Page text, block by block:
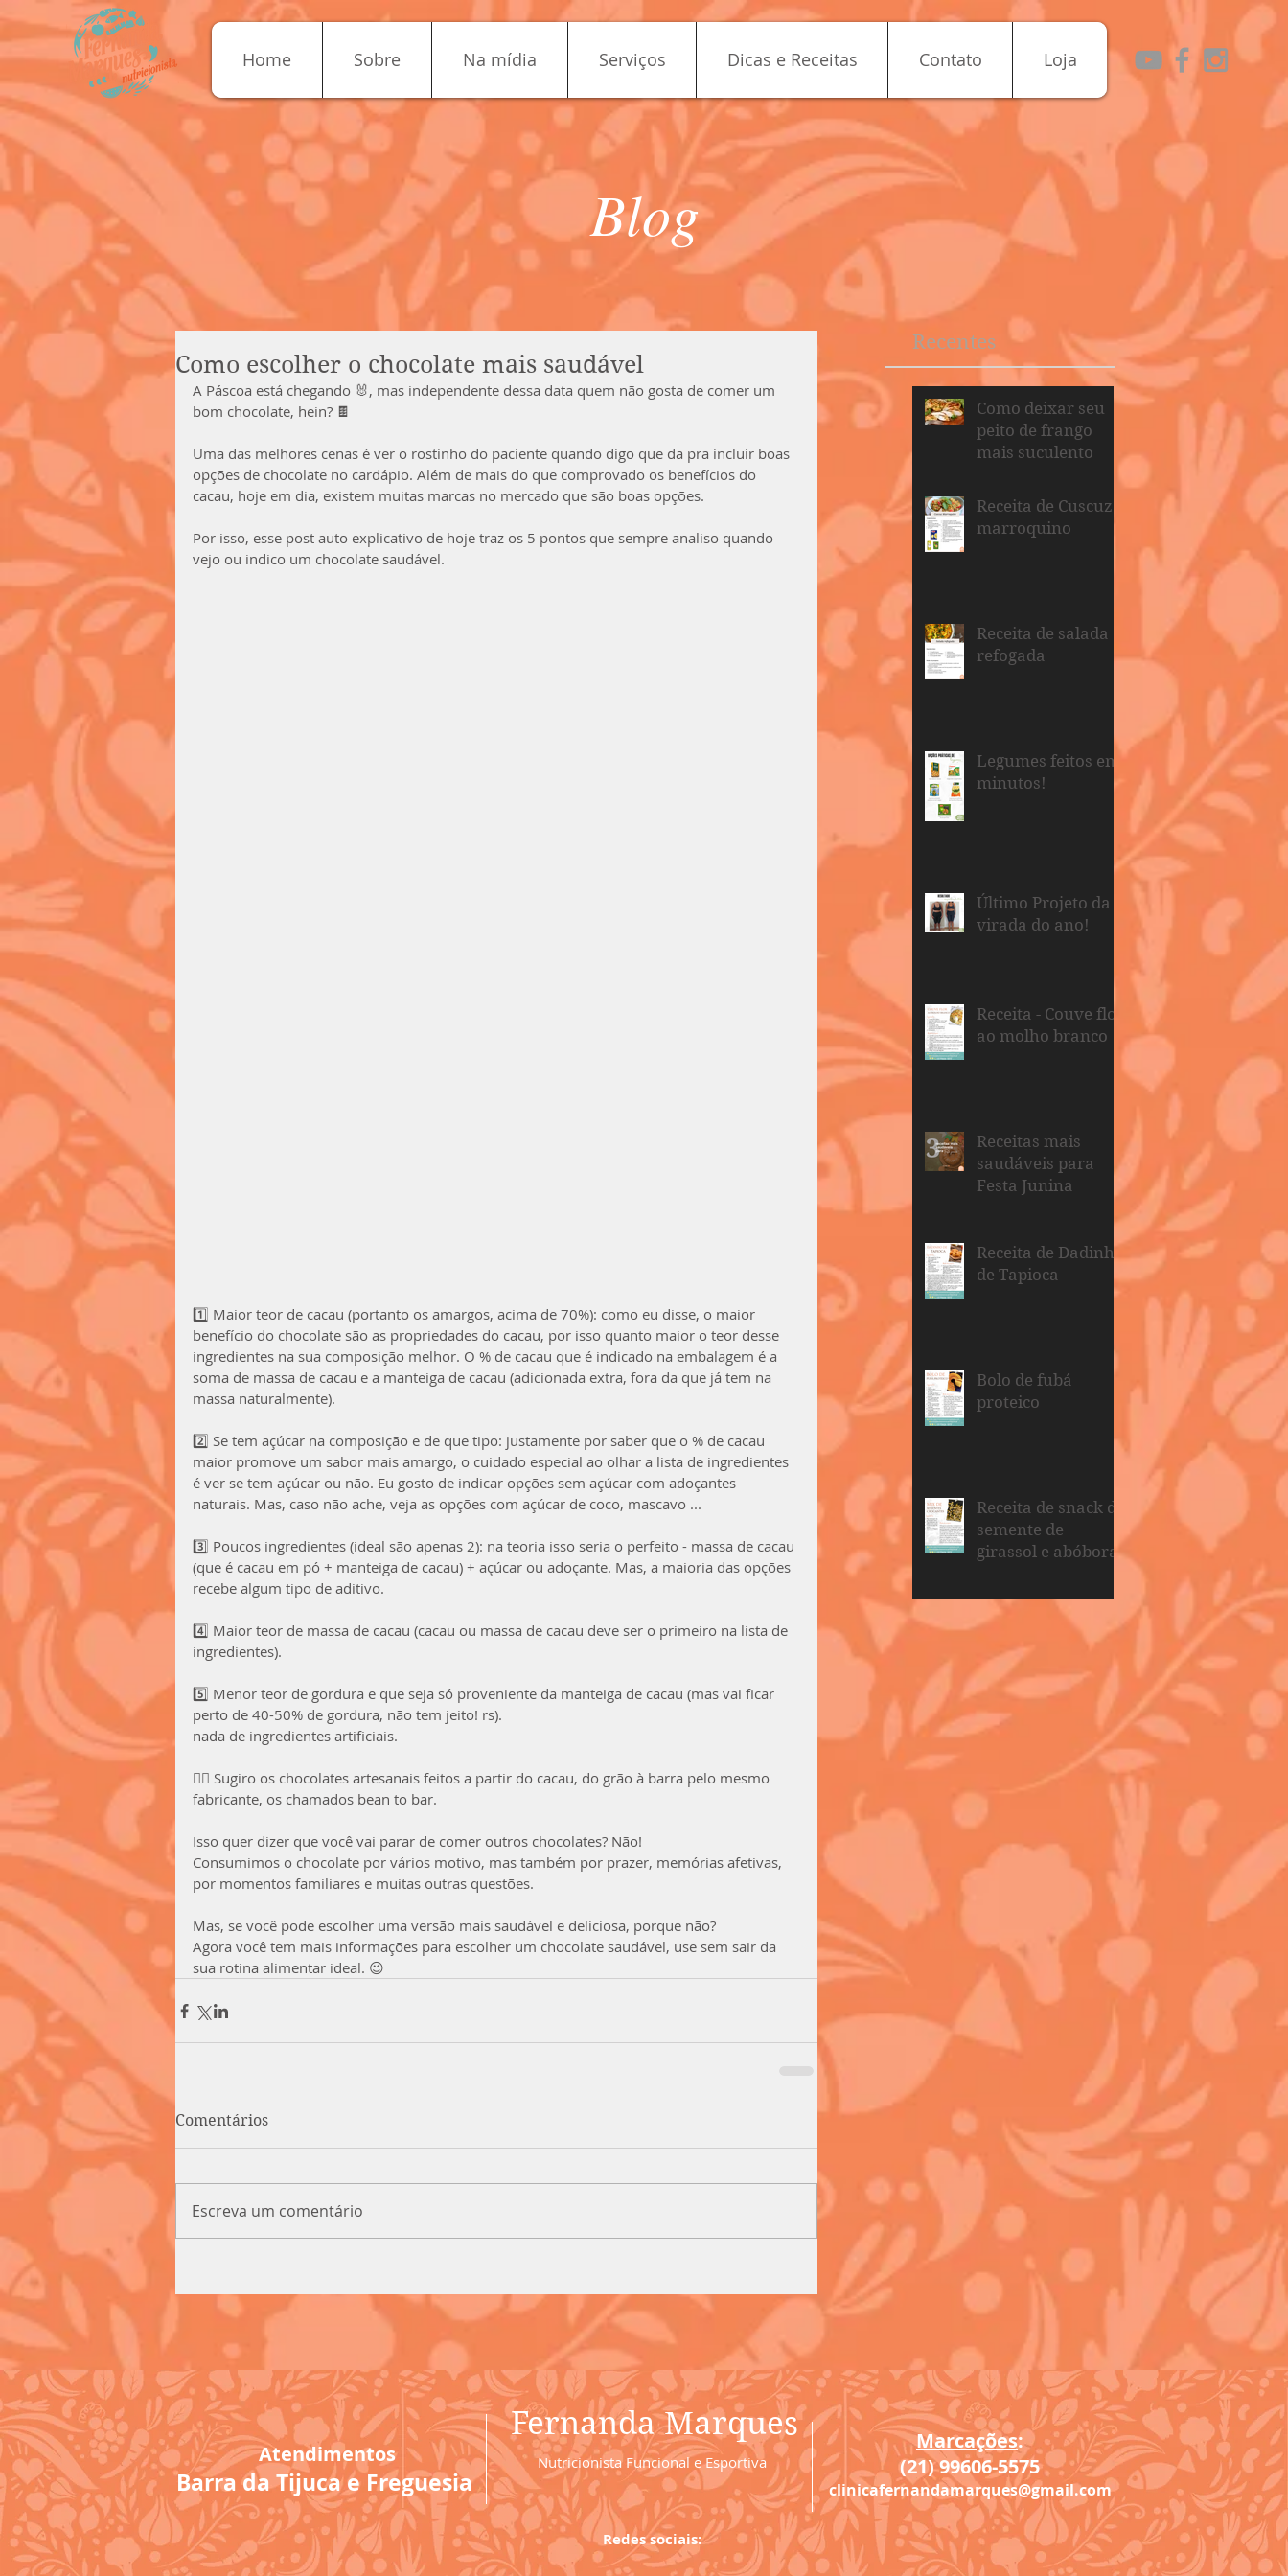
Home Sobre Na mídia Serviços Dicas e Receitas Contato Loja
Blog
Como escolher o chocolate mais saudável
A Páscoa está chegando 🐰, mas independente dessa data quem não gosta de comer um
bom chocolate, hein? 🍫
Uma das melhores cenas é ver o rostinho do paciente quando digo que da pra incluir boas
opções de chocolate no cardápio. Além de mais do que comprovado os benefícios do
cacau, hoje em dia, existem muitas marcas no mercado que são boas opções.
Por isso, esse post auto explicativo de hoje traz os 5 pontos que sempre analiso quando
vejo ou indico um chocolate saudável.
1️⃣ Maior teor de cacau (portanto os amargos, acima de 70%): como eu disse, o maior
benefício do chocolate são as propriedades do cacau, por isso quanto maior o teor desse
ingredientes na sua composição melhor. O % de cacau que é indicado na embalagem é a
soma de massa de cacau e a manteiga de cacau (adicionada extra, fora da que já tem na
massa naturalmente).
2️⃣ Se tem açúcar na composição e de que tipo: justamente por saber que o % de cacau
maior promove um sabor mais amargo, o cuidado especial ao olhar a lista de ingredientes
é ver se tem açúcar ou não. Eu gosto de indicar opções sem açúcar com adoçantes
naturais. Mas, caso não ache, veja as opções com açúcar de coco, mascavo ...
3️⃣ Poucos ingredientes (ideal são apenas 2): na teoria isso seria o perfeito - massa de cacau
(que é cacau em pó + manteiga de cacau) + açúcar ou adoçante. Mas, a maioria das opções
recebe algum tipo de aditivo.
4️⃣ Maior teor de massa de cacau (cacau ou massa de cacau deve ser o primeiro na lista de
ingredientes).
5️⃣ Menor teor de gordura e que seja só proveniente da manteiga de cacau (mas vai ficar
perto de 40-50% de gordura, não tem jeito! rs).
nada de ingredientes artificiais.
👉🏼 Sugiro os chocolates artesanais feitos a partir do cacau, do grão à barra pelo mesmo
fabricante, os chamados bean to bar.
Isso quer dizer que você vai parar de comer outros chocolates? Não!
Consumimos o chocolate por vários motivo, mas também por prazer, memórias afetivas,
por momentos familiares e muitas outras questões.
Mas, se você pode escolher uma versão mais saudável e deliciosa, porque não?
Agora você tem mais informações para escolher um chocolate saudável, use sem sair da
sua rotina alimentar ideal. 😉
Comentários
Escreva um comentário
Como deixar seu
peito de frango
mais suculento
Receita de Cuscuz
marroquino
Receita de salada
refogada
Legumes feitos em
minutos!
Último Projeto da
virada do ano!
Receita - Couve flor
ao molho branco
Receitas mais
saudáveis para
Festa Junina
Receita de Dadinho
de Tapioca
Bolo de fubá
proteico
Receita de snack de
semente de
girassol e abóbora
Recentes
Atendimentos
Barra da Tijuca e Freguesia
Fernanda Marques Marcações:
(21) 99606-5575
clinicafernandamarques@gmail.com
Nutricionista Funcional e Esportiva
Redes sociais: